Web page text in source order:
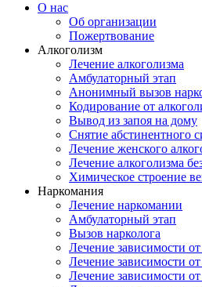
О нас
Об организации
Пожертвование
Алкоголизм
Лечение алкоголизма
Амбулаторный этап
Анонимный вызов
Кодирование от
Вывод из запоя на дому
Снятие абстинентного
Лечение женского
Лечение алкоголизма
Химическое строение
Наркомания
Лечение наркомании
Амбулаторный этап
Вызов нарколога
Лечение зависимости
Лечение зависимости
Лечение зависимости от